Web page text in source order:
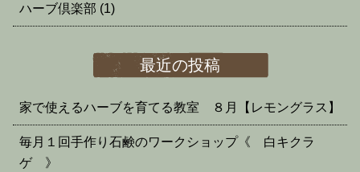
ハーブ倶楽部 (1)
最近の投稿
家で使えるハーブを育てる教室 ８月【レモングラス】
毎月１回手作り石鹸のワークショップ《 白キクラ
ゲ 》